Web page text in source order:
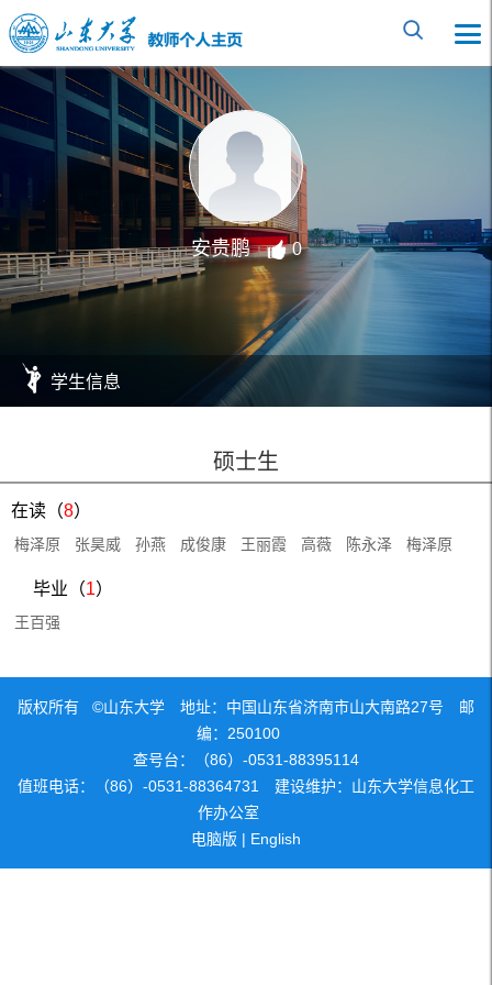
安贵鹏 0
学生信息
硕士生
在读（8）
梅泽原 张昊威 孙燕 成俊康 王丽霞 高薇 陈永泽 梅泽原
毕业（1）
王百强
版权所有 ©山东大学 地址：中国山东省济南市山大南路27号 邮
编：250100
查号台：（86）-0531-88395114
值班电话：（86）-0531-88364731 建设维护：山东大学信息化工
作办公室
电脑版 | English